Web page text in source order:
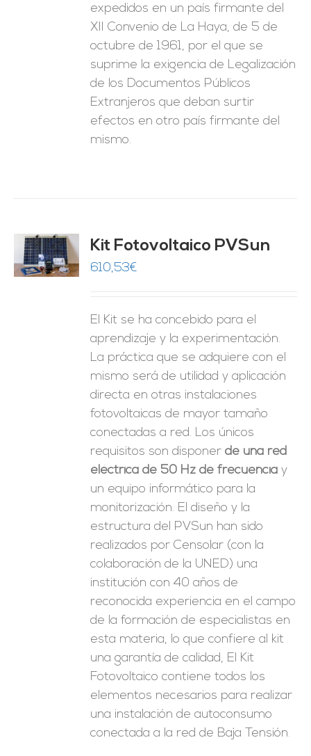
expedidos en un país firmante del
XII Convenio de La Haya, de 5 de
octubre de 1961, por el que se
suprime la exigencia de Legalización
de los Documentos Públicos
Extranjeros que deban surtir
efectos en otro país firmante del
mismo.
Kit Fotovoltaico PVSun
610,53€
El Kit se ha concebido para el
aprendizaje y la experimentación.
La práctica que se adquiere con el
mismo será de utilidad y aplicación
directa en otras instalaciones
fotovoltaicas de mayor tamaño
conectadas a red. Los únicos
requisitos son disponerde una red
eléctrica de 50 Hz de frecuencia y
un equipo informático para la
monitorización. El diseño y la
estructura del PVSun han sido
realizados por Censolar (con la
colaboración de la UNED) una
institución con 40 años de
reconocida experiencia en el campo
de la formación de especialistas en
esta materia, lo que confiere al kit
una garantía de calidad, El Kit
Fotovoltaico contiene todos los
elementos necesarios para realizar
una instalación de autoconsumo
conectada a la red de Baja Tensión.